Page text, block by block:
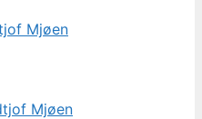
Mjøen
Mjøen